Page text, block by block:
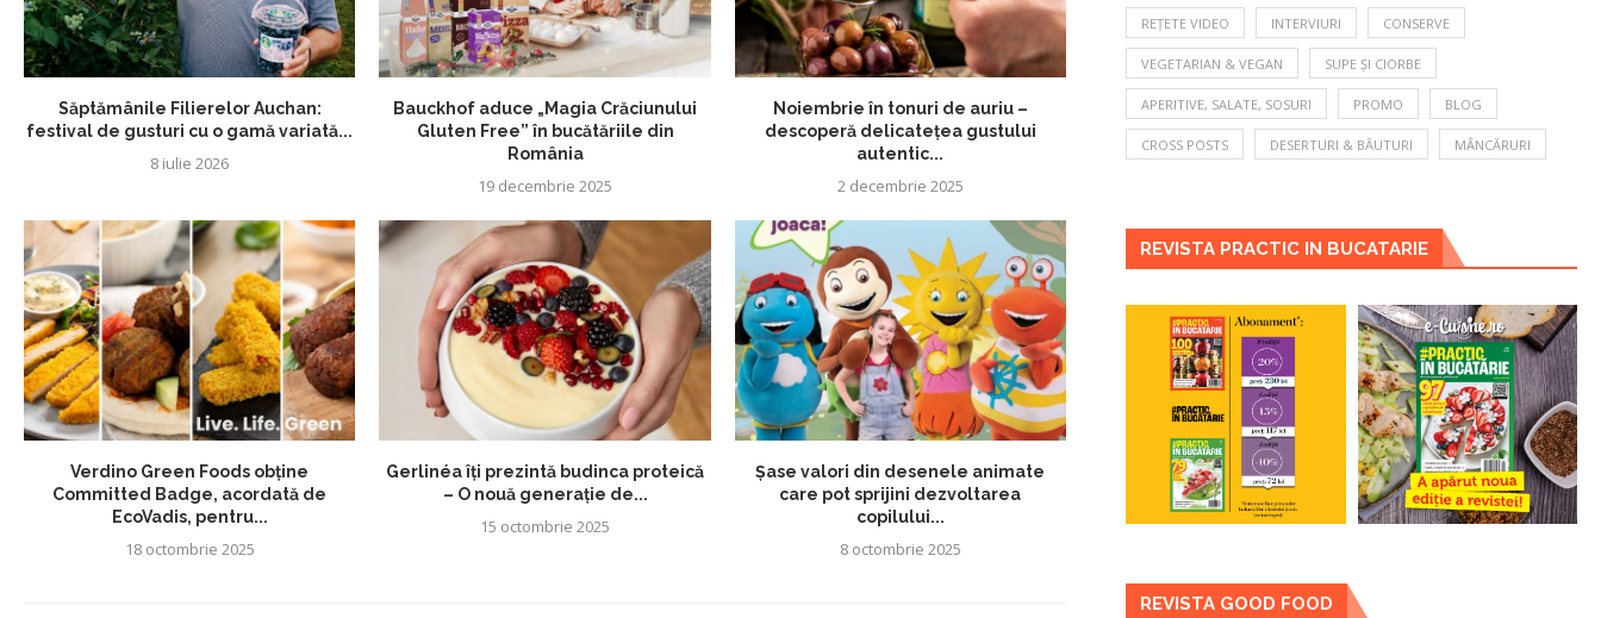
Săptămânile Filierelor Auchan:
festival de gusturi cu o gamă variată...
8 iulie 2026
Bauckhof aduce „Magia Crăciunului
Gluten Free” în bucătăriile din
România
19 decembrie 2025
Noiembrie în tonuri de auriu –
descoperă delicatețea gustului
autentic...
2 decembrie 2025
Verdino Green Foods obține
Committed Badge, acordată de
EcoVadis, pentru...
18 octombrie 2025
Gerlinéa îți prezintă budinca proteică
– O nouă generație de...
15 octombrie 2025
Șase valori din desenele animate
care pot sprijini dezvoltarea
copilului...
8 octombrie 2025
REȚETE VIDEO INTERVIURI CONSERVE
VEGETARIAN & VEGAN SUPE ȘI CIORBE
APERITIVE, SALATE, SOSURI PROMO BLOG
CROSS POSTS DESERTURI & BĂUTURI MÂNCĂRURI
REVISTA PRACTIC IN BUCATARIE
REVISTA GOOD FOOD